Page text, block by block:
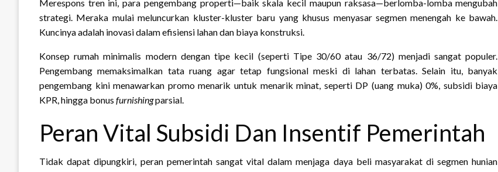
Merespons tren ini, para pengembang properti—baik skala kecil maupun raksasa—berlomba-lomba mengubah
strategi. Meraka mulai meluncurkan kluster-kluster baru yang khusus menyasar segmen menengah ke bawah.
Kuncinya adalah inovasi dalam efisiensi lahan dan biaya konstruksi.
Konsep rumah minimalis modern dengan tipe kecil (seperti Tipe 30/60 atau 36/72) menjadi sangat populer.
Pengembang memaksimalkan tata ruang agar tetap fungsional meski di lahan terbatas. Selain itu, banyak
pengembang kini menawarkan promo menarik untuk menarik minat, seperti DP (uang muka) 0%, subsidi biaya
KPR, hingga bonus furnishingparsial.
Peran Vital Subsidi Dan Insentif Pemerintah
Tidak dapat dipungkiri, peran pemerintah sangat vital dalam menjaga daya beli masyarakat di segmen hunian